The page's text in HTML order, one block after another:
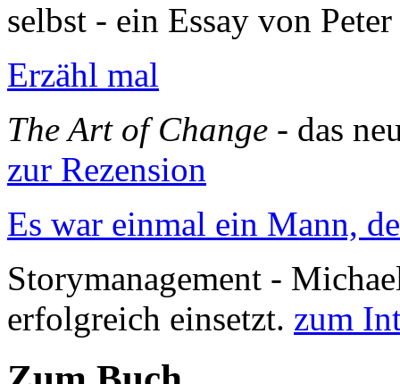
selbst - ein Essay von
Erzähl mal
The Art of Change - das
zur Rezension
Es war einmal ein Mann,
Storymanagement -
erfolgreich einsetzt. zum